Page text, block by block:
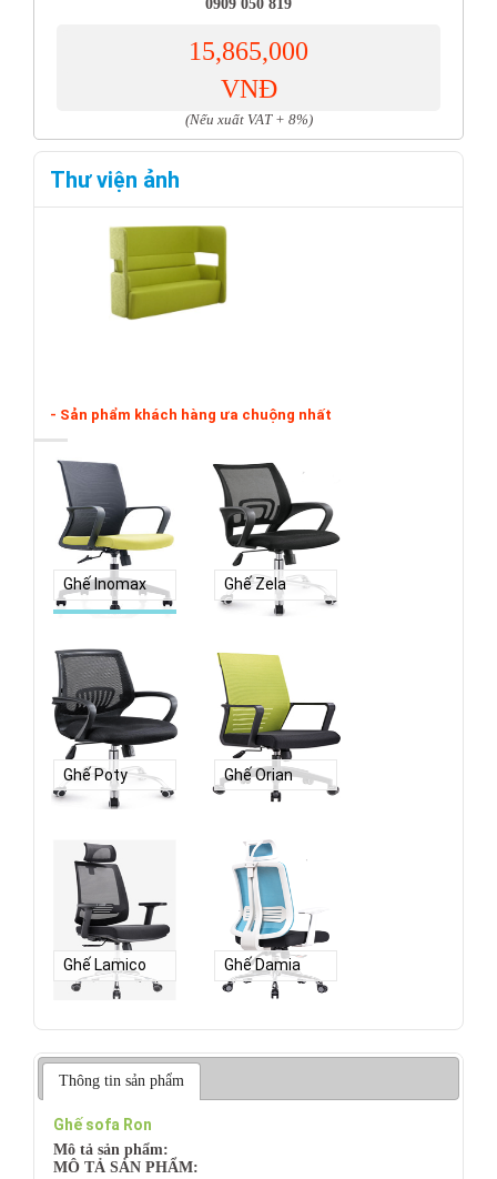
0909 050 819
15,865,000
VNĐ
(Nếu xuất VAT + 8%)
Thư viện ảnh
- Sản phẩm khách hàng ưa chuộng nhất
Ghế Inomax Ghế Zela
Ghế Poty Ghế Orian
Ghế Lamico Ghế Damia
Thông tin sản phẩm
Ghế sofa Ron
Mô tả sản phẩm:
MÔ TẢ SẢN PHẨM: